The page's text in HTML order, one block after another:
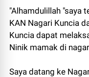
"Alhamdulillah "saya
KAN Nagari Kuncia
Kuncia dapat
Ninik mamak di
Saya datang ke